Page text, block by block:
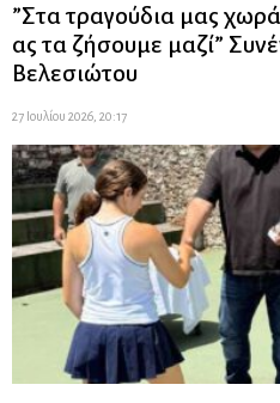
”Στα τραγούδια μας
ας τα ζήσουμε μαζί”
Βελεσιώτου
27 Ιουλίου 2026, 20:17